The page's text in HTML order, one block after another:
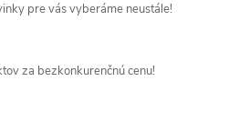
pre vás vyberáme neustále!
za bezkonkurenčnú cenu!